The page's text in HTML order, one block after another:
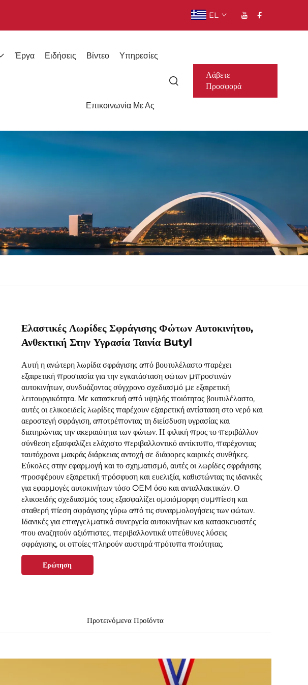
EL
Έργα Ειδήσεις Βίντεο Υπηρεσίες
Επικοινωνία Με Ας
Λάβετε
Προσφορά
Ελαστικές Λωρίδες Σφράγισης Φώτων Αυτοκινήτου,
Ανθεκτική Στην Υγρασία Ταινία Butyl
Αυτή η ανώτερη λωρίδα σφράγισης από βουτυλέλαστο παρέχει
εξαιρετική προστασία για την εγκατάσταση φώτων μπροστινών
αυτοκινήτων, συνδυάζοντας σύγχρονο σχεδιασμό με εξαιρετική
λειτουργικότητα. Με κατασκευή από υψηλής ποιότητας βουτυλέλαστο,
αυτές οι ελικοειδείς λωρίδες παρέχουν εξαιρετική αντίσταση στο νερό και
αεροστεγή σφράγιση, αποτρέποντας τη διείσδυση υγρασίας και
διατηρώντας την ακεραιότητα των φώτων. Η φιλική προς το περιβάλλον
σύνθεση εξασφαλίζει ελάχιστο περιβαλλοντικό αντίκτυπο, παρέχοντας
ταυτόχρονα μακράς διάρκειας αντοχή σε διάφορες καιρικές συνθήκες.
Εύκολες στην εφαρμογή και το σχηματισμό, αυτές οι λωρίδες σφράγισης
προσφέρουν εξαιρετική πρόσφυση και ευελιξία, καθιστώντας τις ιδανικές
για εφαρμογές αυτοκινήτων τόσο OEM όσο και ανταλλακτικών. Ο
ελικοειδής σχεδιασμός τους εξασφαλίζει ομοιόμορφη συμπίεση και
σταθερή πίεση σφράγισης γύρω από τις συναρμολογήσεις των φώτων.
Ιδανικές για επαγγελματικά συνεργεία αυτοκινήτων και κατασκευαστές
που αναζητούν αξιόπιστες, περιβαλλοντικά υπεύθυνες λύσεις
σφράγισης, οι οποίες πληρούν αυστηρά πρότυπα ποιότητας.
Ερώτηση
Προτεινόμενα Προϊόντα